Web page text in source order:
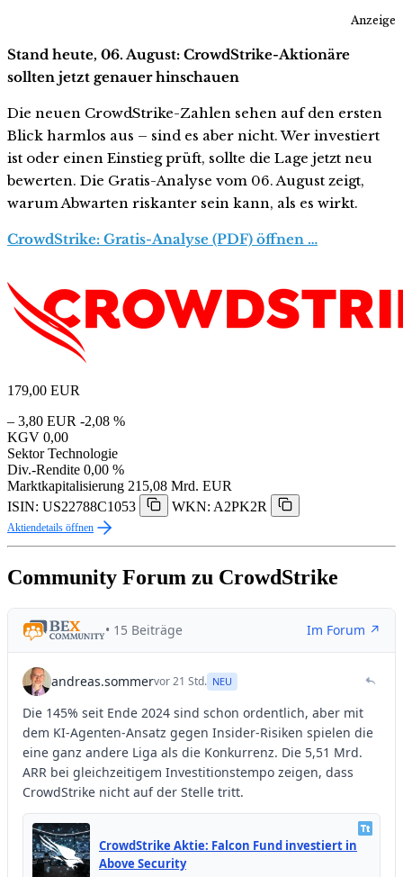
Anzeige
Stand heute, 06. August: CrowdStrike-Aktionäre
sollten jetzt genauer hinschauen
Die neuen CrowdStrike-Zahlen sehen auf den ersten
Blick harmlos aus – sind es aber nicht. Wer investiert
ist oder einen Einstieg prüft, sollte die Lage jetzt neu
bewerten. Die Gratis-Analyse vom 06. August zeigt,
warum Abwarten riskanter sein kann, als es wirkt.
CrowdStrike: Gratis-Analyse (PDF) öffnen …
179,00 EUR
– 3,80 EUR -2,08 %
KGV 0,00
Sektor Technologie
Div.-Rendite 0,00 %
Marktkapitalisierung 215,08 Mrd. EUR
ISIN: US22788C1053
WKN: A2PK2R
Aktiendetails öffnen
Community Forum zu CrowdStrike